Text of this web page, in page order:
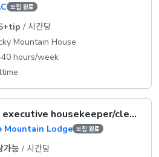
모집 완료
/ 시간당
Mountain House
hours/week
Hotel executive housekeeper/clerk supervisor
Mountain Lodge 모집 완료
가능 / 시간당